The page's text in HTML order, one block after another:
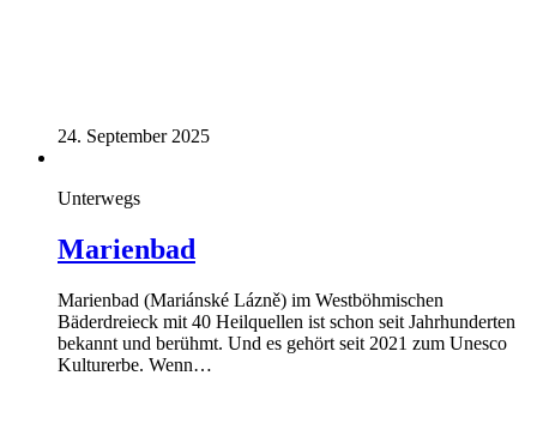
24. September 2025
Unterwegs
Marienbad
Marienbad (Mariánské Lázně) im Westböhmischen
Bäderdreieck mit 40 Heilquellen ist schon seit Jahrhunderten
bekannt und berühmt. Und es gehört seit 2021 zum Unesco
Kulturerbe. Wenn…